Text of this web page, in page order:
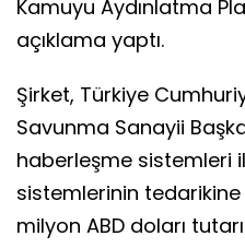
Kamuyu Aydınlatma
açıklama yaptı.
Şirket, Türkiye
Savunma Sanayii
haberleşme sistemleri
sistemlerinin
milyon ABD doları